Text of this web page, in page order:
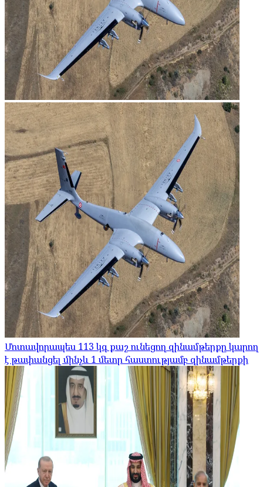
Մոտավորապես 113 կգ քաշ ունեցող զինամթերքը կարող
է թափանցել մինչև 1 մետր հաստությամբ զինամթերքի